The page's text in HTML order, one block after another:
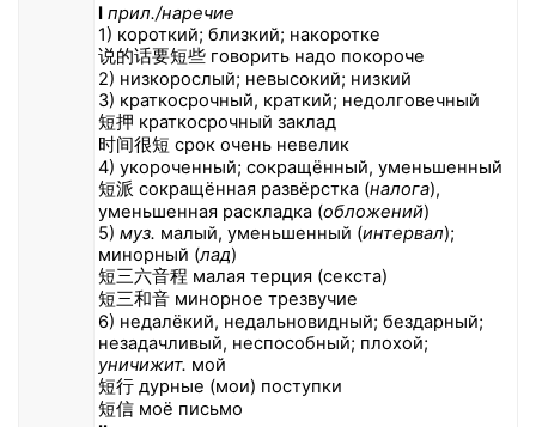
I прил./наречие
1) короткий; близкий; накоротке
说的话要短些 говорить надо покороче
2) низкорослый; невысокий; низкий
3) краткосрочный, краткий; недолговечный
短押 краткосрочный заклад
时间很短 срок очень невелик
4) укороченный; сокращённый, уменьшенный
短派 сокращённая развёрстка (налога),
уменьшенная раскладка (обложений)
5) муз. малый, уменьшенный (интервал);
минорный (лад)
短三六音程 малая терция (секста)
短三和音 минорное трезвучие
6) недалёкий, недальновидный; бездарный;
незадачливый, неспособный; плохой;
уничижит. мой
短行 дурные (мои) поступки
短信 моё письмо